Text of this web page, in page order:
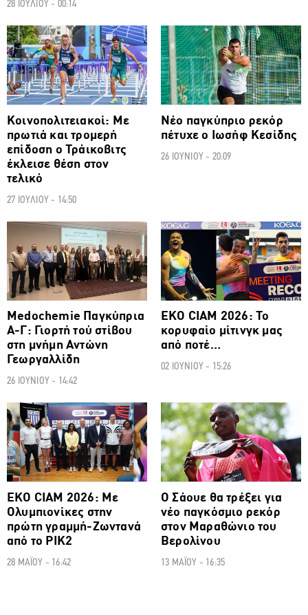
28 ΙΟΥΛΙΟΥ - 00:14
ΑΛΛΑ ΣΠΟΡ
Κοινοπολιτειακοί: Με
πρωτιά και τρομερή
επίδοση ο Τράικοβιτς
έκλεισε θέση στον
τελικό
27 ΙΟΥΛΙΟΥ - 14:50
ΑΛΛΑ ΣΠΟΡ
Νέο παγκύπριο ρεκόρ
πέτυχε ο Ιωσήφ Κεσίδης
26 ΙΟΥΝΙΟΥ - 20:09
ΑΛΛΑ ΣΠΟΡ
Medochemie Παγκύπρια
Α-Γ: Γιορτή τού στίβου
στη μνήμη Αντώνη
Γεωργαλλίδη
26 ΙΟΥΝΙΟΥ - 14:42
ΑΛΛΑ ΣΠΟΡ
ΕΚΟ CIAM 2026: Το
κορυφαίο μίτινγκ μας
από ποτέ…
02 ΙΟΥΝΙΟΥ - 15:26
ΑΛΛΑ ΣΠΟΡ
ΕΚΟ CIAM 2026: Με
Ολυμπιονίκες στην
πρώτη γραμμή-Zωντανά
από το ΡΙΚ2
28 ΜΑΪΟΥ - 16:42
ΑΛΛΑ ΣΠΟΡ
Ο Σάουε θα τρέξει για
νέο παγκόσμιο ρεκόρ
στον Μαραθώνιο του
Βερολίνου
13 ΜΑΪΟΥ - 16:35